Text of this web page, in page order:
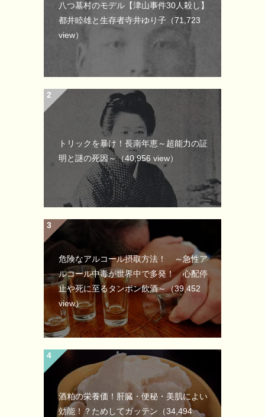
八つ墓村のモデル【津山事件30人殺し】
都井睦雄と生存者寺井ゆり子 （71,723
view）
トリックを暴け！長南年恵～超能力の証
明と謎の死因～（40,956 view）
危険なアルコール摂取方法！ ～急性ア
ルコール中毒が世界中で多発！ 心配停
止や死に至るタンポン飲酒～（39,452
view）
酒粕の栄養価！肝臓・便秘・美肌によい
効能！？ためしてガッテン （34,494